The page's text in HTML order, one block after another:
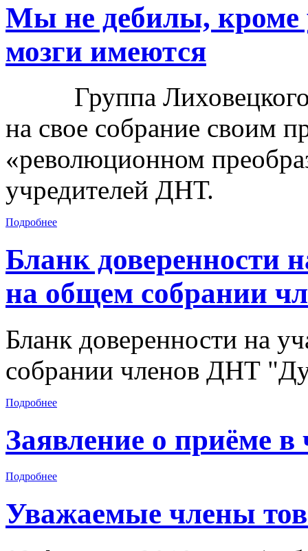
Мы не дебилы, кроме
мозги имеются
Группа Лиховецкого
на свое собрание своим
«революционном
учредителей ДНТ.
Подробнее
Бланк доверенности
на общем собрании
Бланк доверенности на
собрании членов ДНТ
Подробнее
Заявление о приёме
Подробнее
Уважаемые члены